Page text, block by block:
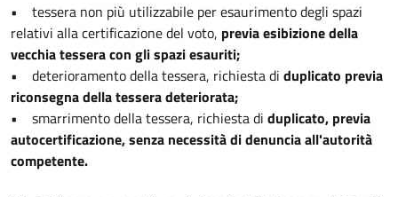
• tessera non più utilizzabile per esaurimento degli spazi
relativi alla certificazione del voto, previa esibizione della
vecchia tessera con gli spazi esauriti;
• deterioramento della tessera, richiesta di duplicato previa
riconsegna della tessera deteriorata;
• smarrimento della tessera, richiesta di duplicato, previa
autocertificazione, senza necessità di denuncia all'autorità
competente.